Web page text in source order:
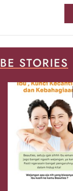
BE STORIES